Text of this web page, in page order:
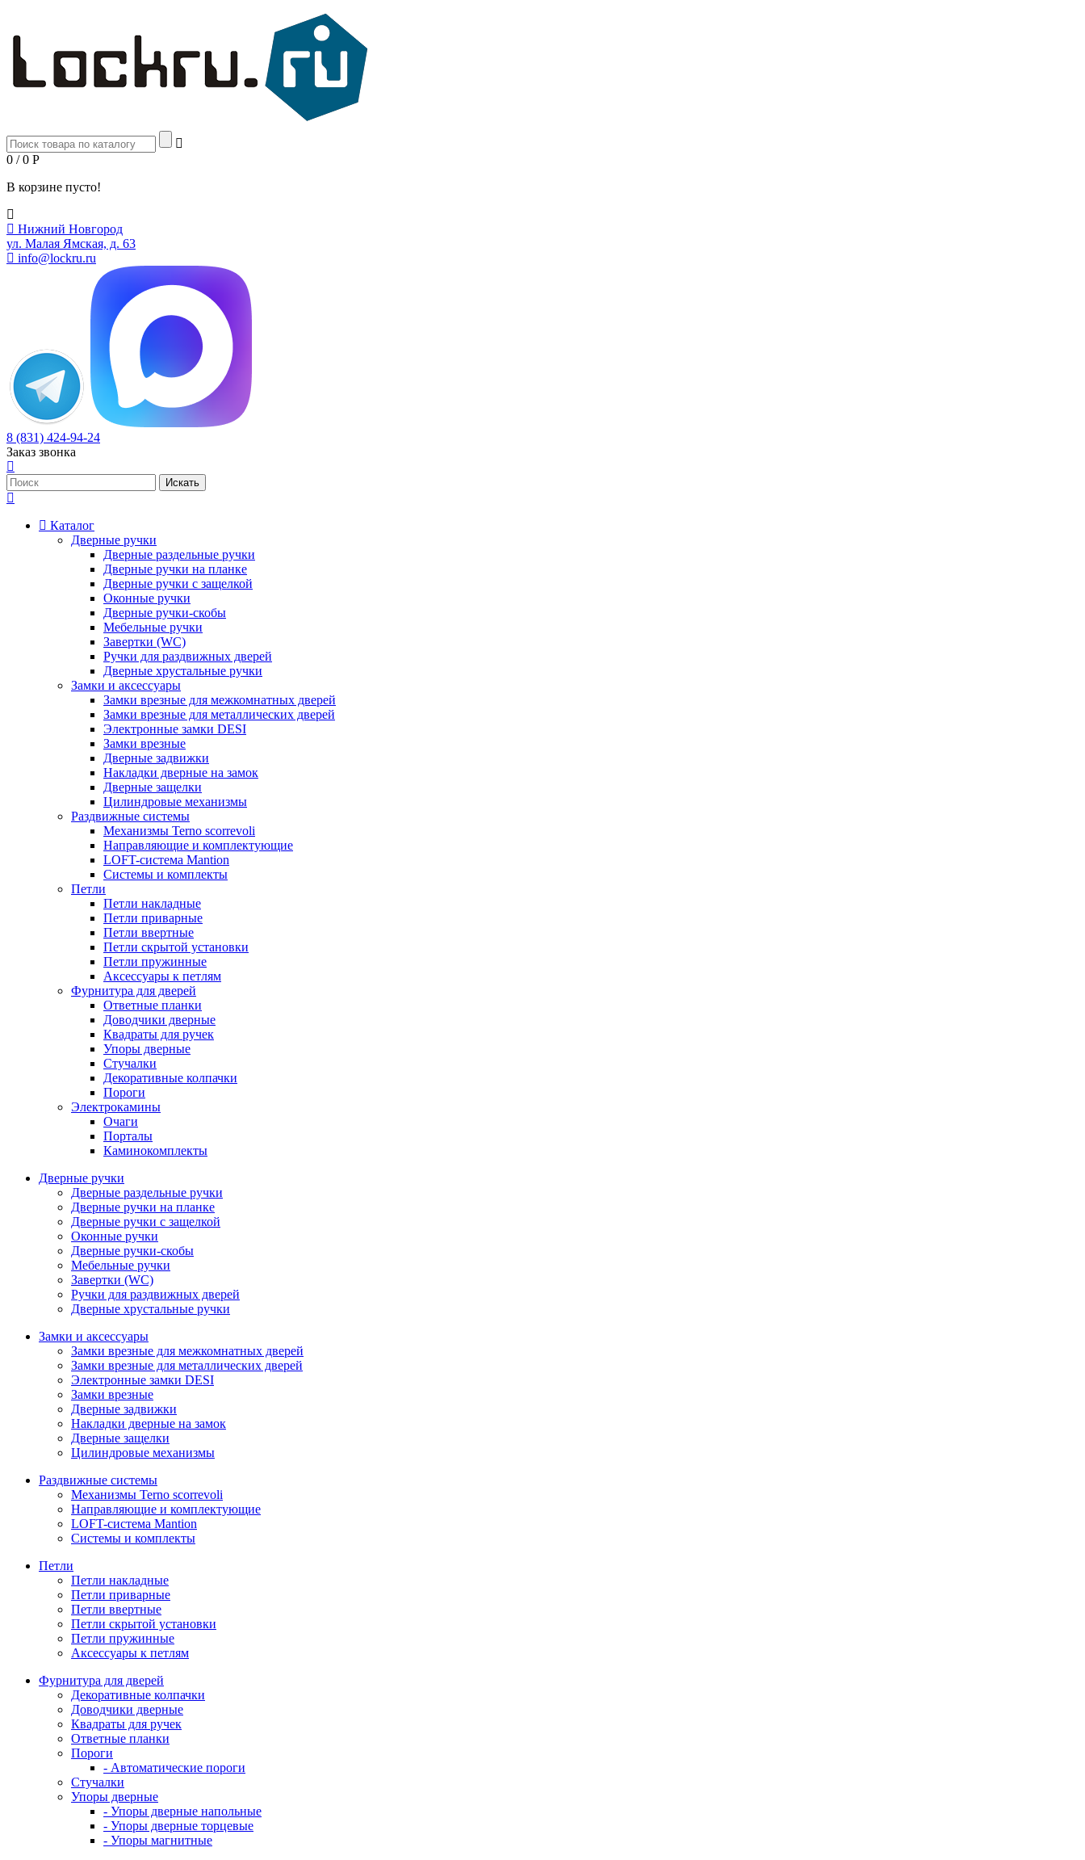
0 / 0 Р
В корзине пусто!
Нижний Новгород
ул. Малая Ямская, д. 63
info@lockru.ru
8 (831) 424-94-24
Заказ звонка
Каталог
Дверные ручки
Дверные раздельные ручки
Дверные ручки на планке
Дверные ручки с защелкой
Оконные ручки
Дверные ручки-скобы
Мебельные ручки
Завертки (WC)
Ручки для раздвижных дверей
Дверные хрустальные ручки
Замки и аксессуары
Замки врезные для межкомнатных дверей
Замки врезные для металлических дверей
Электронные замки DESI
Замки врезные
Дверные задвижки
Накладки дверные на замок
Дверные защелки
Цилиндровые механизмы
Раздвижные системы
Механизмы Terno scorrevoli
Направляющие и комплектующие
LOFT-cистема Mantion
Системы и комплекты
Петли
Петли накладные
Петли приварные
Петли ввертные
Петли скрытой установки
Петли пружинные
Аксессуары к петлям
Фурнитура для дверей
Ответные планки
Доводчики дверные
Квадраты для ручек
Упоры дверные
Стучалки
Декоративные колпачки
Пороги
Электрокамины
Очаги
Порталы
Каминокомплекты
Дверные ручки
Дверные раздельные ручки
Дверные ручки на планке
Дверные ручки с защелкой
Оконные ручки
Дверные ручки-скобы
Мебельные ручки
Завертки (WC)
Ручки для раздвижных дверей
Дверные хрустальные ручки
Замки и аксессуары
Замки врезные для межкомнатных дверей
Замки врезные для металлических дверей
Электронные замки DESI
Замки врезные
Дверные задвижки
Накладки дверные на замок
Дверные защелки
Цилиндровые механизмы
Раздвижные системы
Механизмы Terno scorrevoli
Направляющие и комплектующие
LOFT-cистема Mantion
Системы и комплекты
Петли
Петли накладные
Петли приварные
Петли ввертные
Петли скрытой установки
Петли пружинные
Аксессуары к петлям
Фурнитура для дверей
Декоративные колпачки
Доводчики дверные
Квадраты для ручек
Ответные планки
Пороги
- Автоматические пороги
Стучалки
Упоры дверные
- Упоры дверные напольные
- Упоры дверные торцевые
- Упоры магнитные